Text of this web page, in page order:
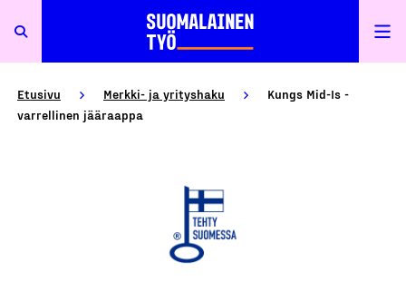
Etusivu Merkki- ja yrityshaku
Kungs Mid-Is -
varrellinen jääraappa